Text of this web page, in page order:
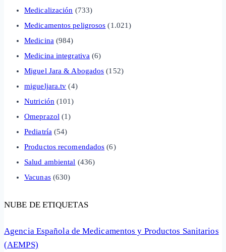
Medicalización (733)
Medicamentos peligrosos (1.021)
Medicina(984)
Medicina integrativa (6)
Miguel Jara & Abogados (152)
migueljara.tv (4)
Nutrición(101)
Omeprazol(1)
Pediatría(54)
Productos recomendados (6)
Salud ambiental (436)
Vacunas(630)
NUBE DE ETIQUETAS
Agencia Española de Medicamentos y Productos Sanitarios
(AEMPS)